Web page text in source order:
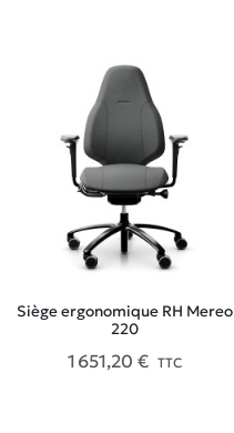
Siège ergonomique RH Mereo
220
1 651,20 € TTC